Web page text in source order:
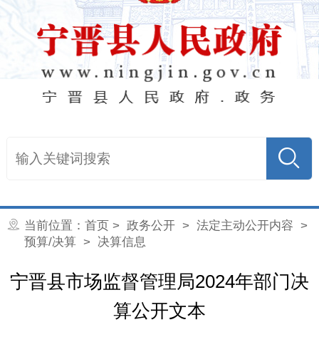
当前位置： 首页 > 政务公开> 法定主动公开内容 >
预算/决算> 决算信息
宁晋县市场监督管理局2024年部门决
算公开文本